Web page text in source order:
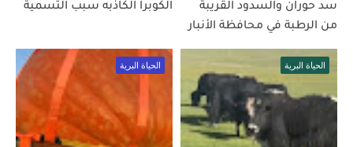
سد حوران والسدود القريبة
من الرطبة في محافظة الأنبار
الكوبرا الكاذبه سبب التسمية
الحياة البرية الحياة البرية